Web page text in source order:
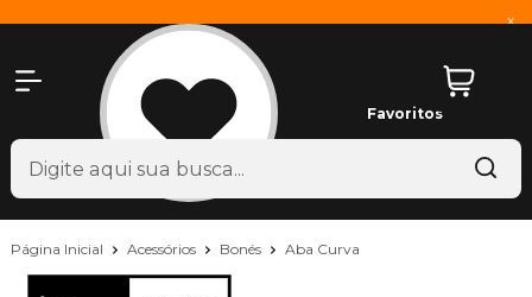
x
Favoritos
Página Inicial Acessórios Bonés Aba Curva